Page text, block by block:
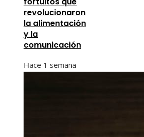
revolucionaron
la alimentación
y la
comunicación
Hace 1 semana